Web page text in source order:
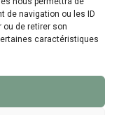
de navigation ou les ID
de retirer son
caractéristiques
PAR